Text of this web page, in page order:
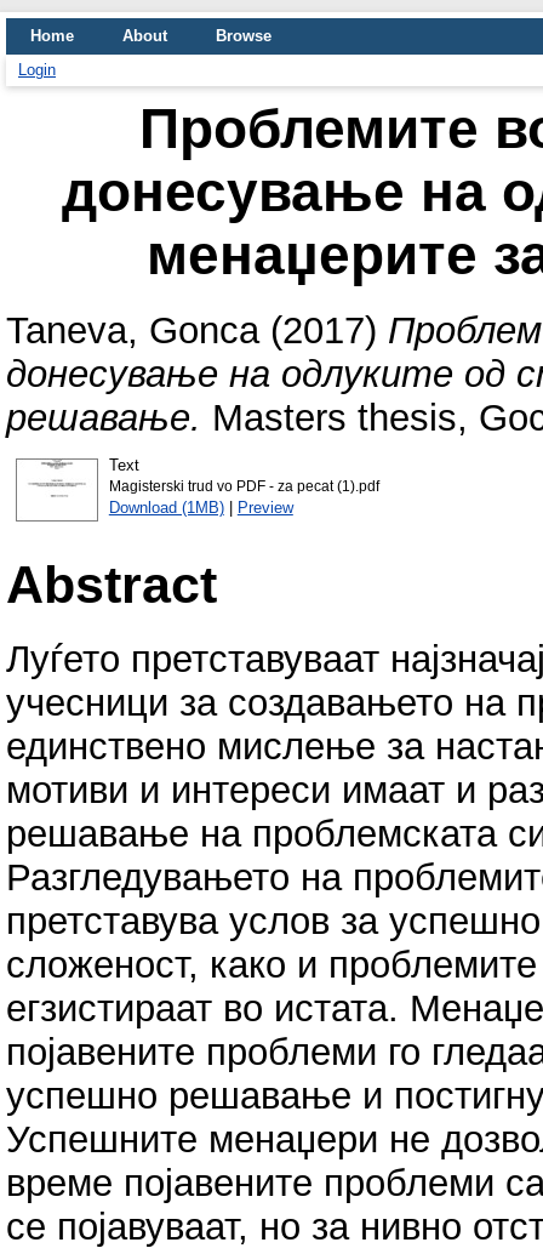
Home About
Browse
Login
Проблемите
донесување на
менаџерите
Taneva, Gonca(2017)
донесување на одлуките од
решавање. Masters thesis,
Text
Magisterski trud vo PDF - za pecat (1).pdf
Download (1MB)| Preview
Abstract
Луѓето претставуваат
учесници за создавањето на
единствено мислење за
мотиви и интереси имаат и
решавање на проблемската
Разгледувањето на
претставува услов за
сложеност, како и
егзистираат во истата.
појавените проблеми го
успешно решавање и
Успешните менаџери не
време појавените проблеми
се појавуваат, но за нивно